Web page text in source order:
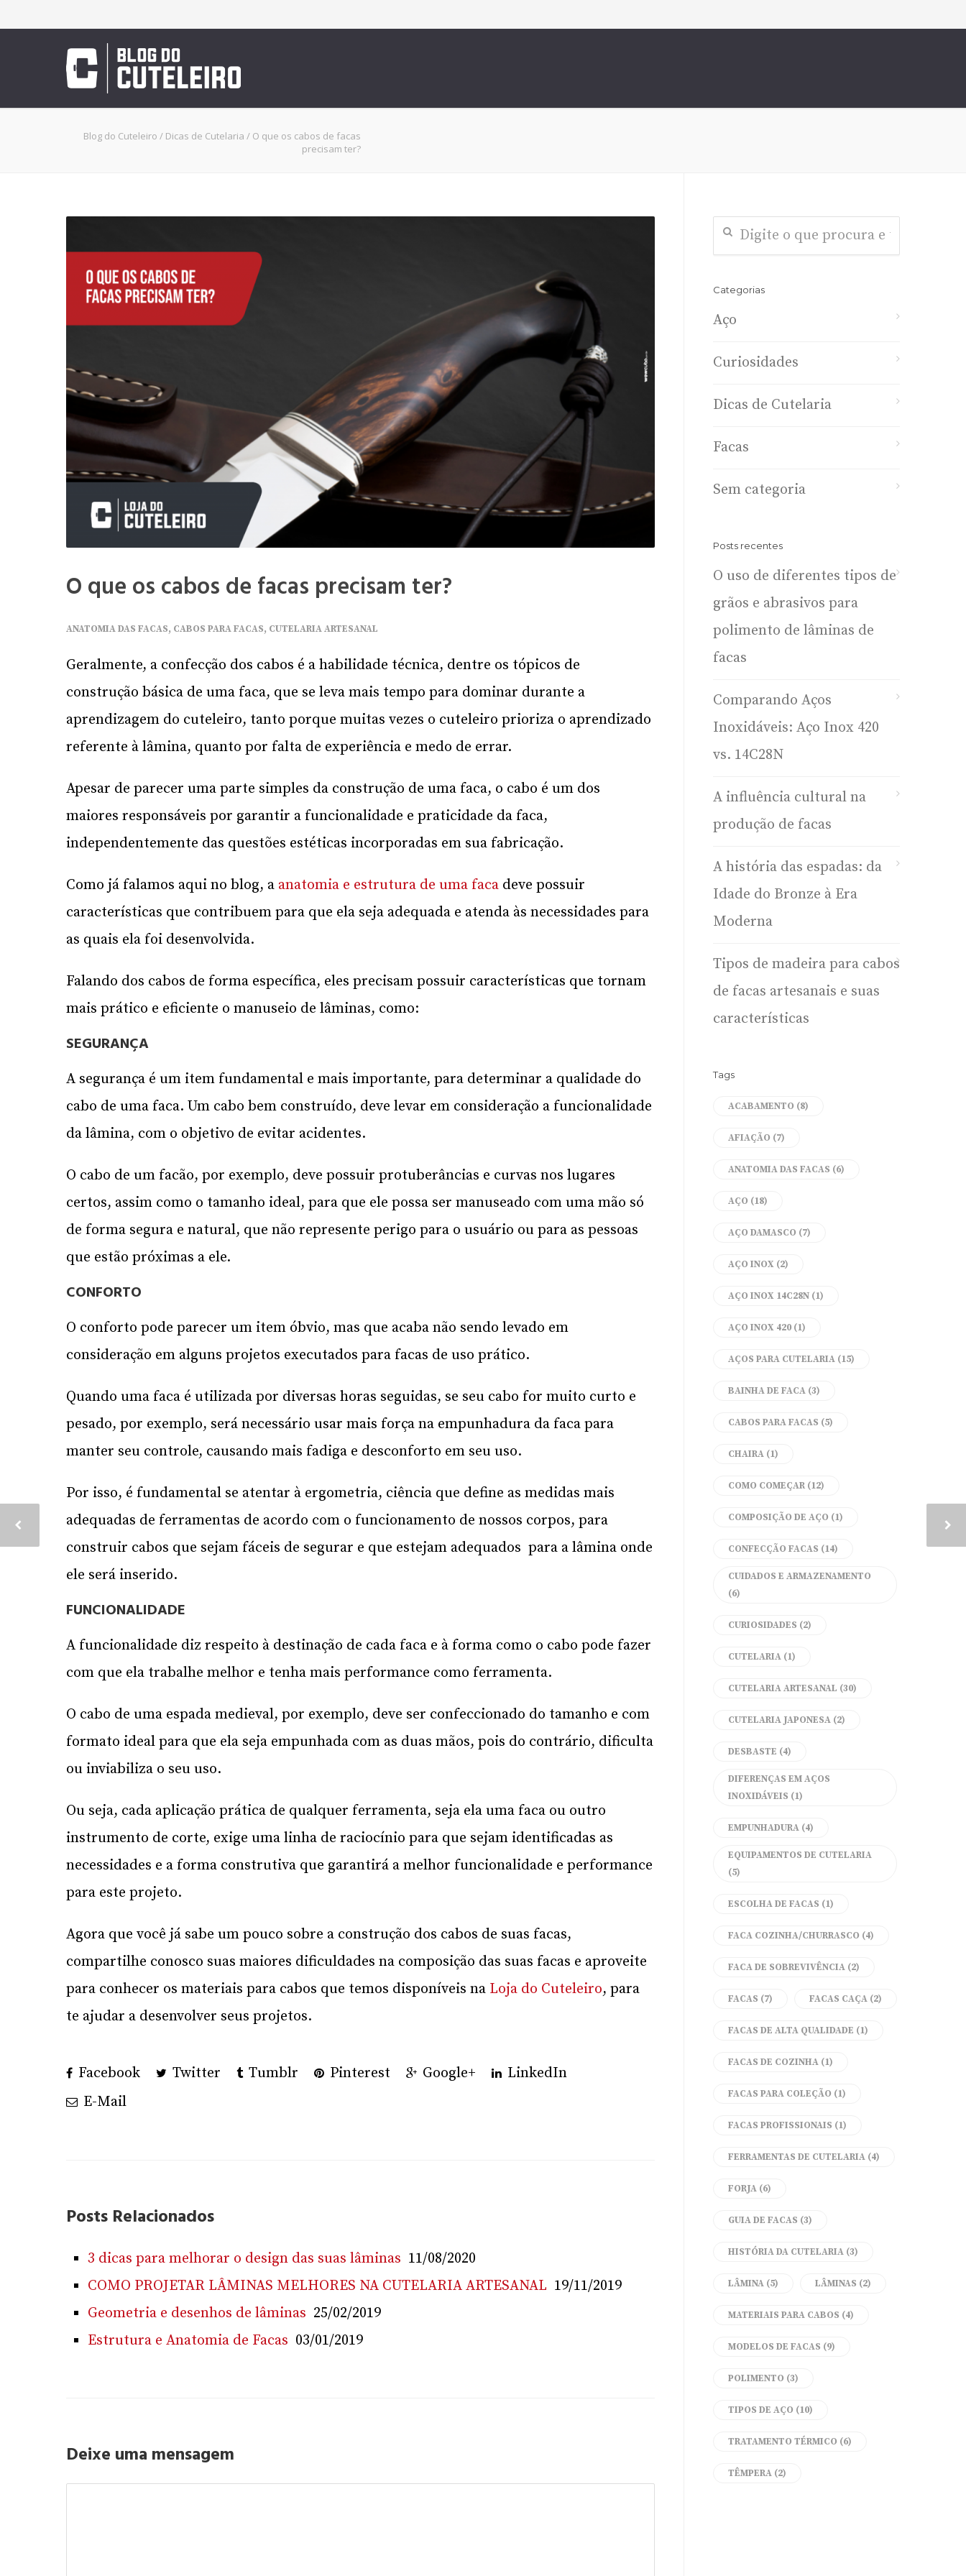
Blog do Cuteleiro / Dicas de Cutelaria / O que os cabos de facas
precisam ter?
O que os cabos de facas precisam ter?
ANATOMIA DAS FACAS, CABOS PARA FACAS, CUTELARIA ARTESANAL
Geralmente, a confecção dos cabos é a habilidade técnica, dentre os tópicos de
construção básica de uma faca, que se leva mais tempo para dominar durante a
aprendizagem do cuteleiro, tanto porque muitas vezes o cuteleiro prioriza o aprendizado
referente à lâmina, quanto por falta de experiência e medo de errar.
Apesar de parecer uma parte simples da construção de uma faca, o cabo é um dos
maiores responsáveis por garantir a funcionalidade e praticidade da faca,
independentemente das questões estéticas incorporadas em sua fabricação.
Como já falamos aqui no blog, a anatomia e estrutura de uma faca deve possuir
características que contribuem para que ela seja adequada e atenda às necessidades para
as quais ela foi desenvolvida.
Falando dos cabos de forma específica, eles precisam possuir características que tornam
mais prático e eficiente o manuseio de lâminas, como:
SEGURANÇA
A segurança é um item fundamental e mais importante, para determinar a qualidade do
cabo de uma faca. Um cabo bem construído, deve levar em consideração a funcionalidade
da lâmina, com o objetivo de evitar acidentes.
O cabo de um facão, por exemplo, deve possuir protuberâncias e curvas nos lugares
certos, assim como o tamanho ideal, para que ele possa ser manuseado com uma mão só
de forma segura e natural, que não represente perigo para o usuário ou para as pessoas
que estão próximas a ele.
CONFORTO
O conforto pode parecer um item óbvio, mas que acaba não sendo levado em
consideração em alguns projetos executados para facas de uso prático.
Quando uma faca é utilizada por diversas horas seguidas, se seu cabo for muito curto e
pesado, por exemplo, será necessário usar mais força na empunhadura da faca para
manter seu controle, causando mais fadiga e desconforto em seu uso.
Por isso, é fundamental se atentar à ergometria, ciência que define as medidas mais
adequadas de ferramentas de acordo com o funcionamento de nossos corpos, para
construir cabos que sejam fáceis de segurar e que estejam adequados para a lâmina onde
ele será inserido.
FUNCIONALIDADE
A funcionalidade diz respeito à destinação de cada faca e à forma como o cabo pode fazer
com que ela trabalhe melhor e tenha mais performance como ferramenta.
O cabo de uma espada medieval, por exemplo, deve ser confeccionado do tamanho e com
formato ideal para que ela seja empunhada com as duas mãos, pois do contrário, dificulta
ou inviabiliza o seu uso.
Ou seja, cada aplicação prática de qualquer ferramenta, seja ela uma faca ou outro
instrumento de corte, exige uma linha de raciocínio para que sejam identificadas as
necessidades e a forma construtiva que garantirá a melhor funcionalidade e performance
para este projeto.
Agora que você já sabe um pouco sobre a construção dos cabos de suas facas,
compartilhe conosco suas maiores dificuldades na composição das suas facas e aproveite
para conhecer os materiais para cabos que temos disponíveis na Loja do Cuteleiro, para
te ajudar a desenvolver seus projetos.
Facebook Twitter Tumblr Pinterest Google+
LinkedIn
E-Mail
Posts Relacionados
3 dicas para melhorar o design das suas lâminas 11/08/2020
COMO PROJETAR LÂMINAS MELHORES NA CUTELARIA ARTESANAL 19/11/2019
Geometria e desenhos de lâminas 25/02/2019
Estrutura e Anatomia de Facas 03/01/2019
Deixe uma mensagem
Categorias
Aço
Curiosidades
Dicas de Cutelaria
Facas
Sem categoria
Posts recentes
O uso de diferentes tipos de
grãos e abrasivos para
polimento de lâminas de
facas
Comparando Aços
Inoxidáveis: Aço Inox 420
vs. 14C28N
A influência cultural na
produção de facas
A história das espadas: da
Idade do Bronze à Era
Moderna
Tipos de madeira para cabos
de facas artesanais e suas
características
Tags
ACABAMENTO (8)
AFIAÇÃO (7)
ANATOMIA DAS FACAS (6)
AÇO (18)
AÇO DAMASCO (7)
AÇO INOX (2)
AÇO INOX 14C28N (1)
AÇO INOX 420 (1)
AÇOS PARA CUTELARIA (15)
BAINHA DE FACA (3)
CABOS PARA FACAS (5)
CHAIRA (1)
COMO COMEÇAR (12)
COMPOSIÇÃO DE AÇO (1)
CONFECÇÃO FACAS (14)
CUIDADOS E ARMAZENAMENTO
(6)
CURIOSIDADES (2)
CUTELARIA (1)
CUTELARIA ARTESANAL (30)
CUTELARIA JAPONESA (2)
DESBASTE (4)
DIFERENÇAS EM AÇOS
INOXIDÁVEIS (1)
EMPUNHADURA (4)
EQUIPAMENTOS DE CUTELARIA
(5)
ESCOLHA DE FACAS (1)
FACA COZINHA/CHURRASCO (4)
FACA DE SOBREVIVÊNCIA (2)
FACAS (7) FACAS CAÇA (2)
FACAS DE ALTA QUALIDADE (1)
FACAS DE COZINHA (1)
FACAS PARA COLEÇÃO (1)
FACAS PROFISSIONAIS (1)
FERRAMENTAS DE CUTELARIA (4)
FORJA (6)
GUIA DE FACAS (3)
HISTÓRIA DA CUTELARIA (3)
LÂMINA (5) LÂMINAS (2)
MATERIAIS PARA CABOS (4)
MODELOS DE FACAS (9)
POLIMENTO (3)
TIPOS DE AÇO (10)
TRATAMENTO TÉRMICO (6)
TÊMPERA (2)